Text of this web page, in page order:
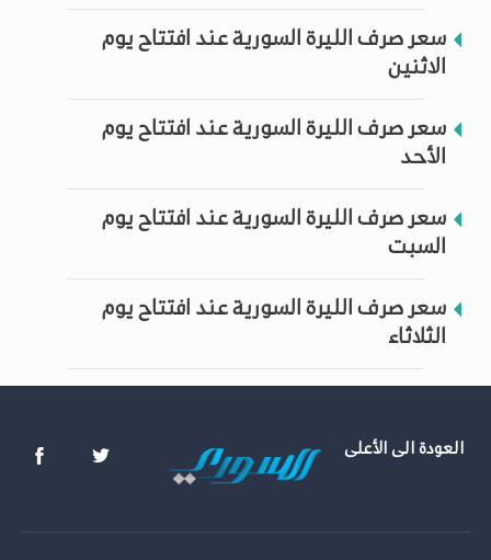
سعر صرف الليرة السورية عند افتتاح يوم
الاثنين
سعر صرف الليرة السورية عند افتتاح يوم
الأحد
سعر صرف الليرة السورية عند افتتاح يوم
السبت
سعر صرف الليرة السورية عند افتتاح يوم
الثلاثاء
العودة الى الأعلى